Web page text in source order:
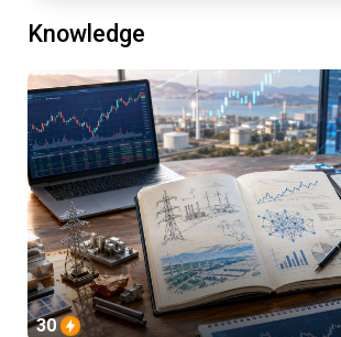
Knowledge
30